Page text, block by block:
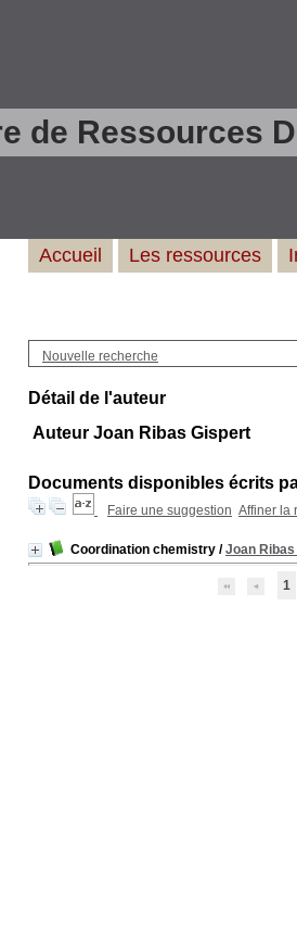
de Ressources
Nouvelle recherche
Détail de l'auteur
Auteur Joan Ribas Gispert
Documents disponibles écrits
Faire une suggestion Affiner la
Coordination chemistry /Joan
1
Accueil Les ressources